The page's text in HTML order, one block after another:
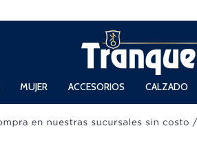
MUJER ACCESORIOS CALZADO